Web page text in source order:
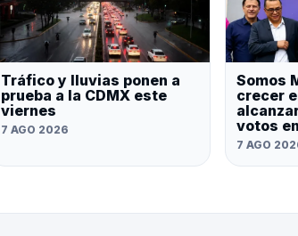
Tráfico y lluvias ponen a
prueba a la CDMX este
viernes
7 AGO 2026
Somos
crecer
votos
7 AGO